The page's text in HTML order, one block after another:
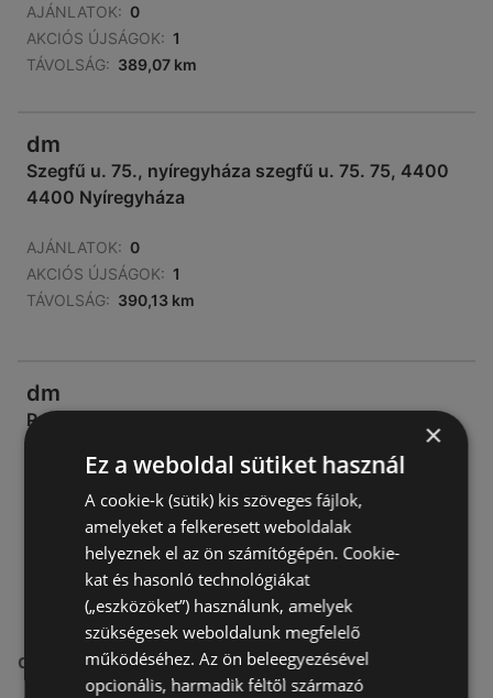
AJÁNLATOK: 0
AKCIÓS ÚJSÁGOK: 1
TÁVOLSÁG: 389,07 km
dm
Szegfű u. 75., nyíregyháza szegfű u. 75. 75, 4400
4400 Nyíregyháza
AJÁNLATOK: 0
AKCIÓS ÚJSÁGOK: 1
TÁVOLSÁG: 390,13 km
dm
Pazonyi út 39/a, nyíregyháza, stop shop 39
AJÁNLATOK: 0
AKCIÓS ÚJSÁGOK: 1
TÁVOLSÁG: 390,73 km
dm üzletek itt:
×
Ez a weboldal sütiket használ
A cookie-k (sütik) kis szöveges fájlok,
amelyeket a felkeresett weboldalak
helyeznek el az ön számítógépén. Cookie-
kat és hasonló technológiákat
(„eszközöket”) használunk, amelyek
szükségesek weboldalunk megfelelő
működéséhez. Az ön beleegyezésével
opcionális, harmadik féltől származó